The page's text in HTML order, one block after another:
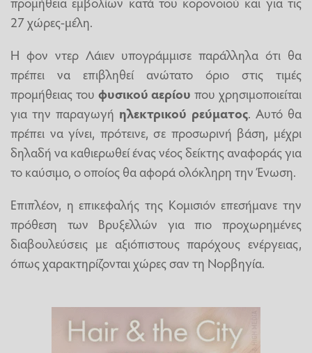
27 χώρες-μέλη.
Η φον ντερ Λάιεν υπογράμμισε παράλληλα ότι θα
πρέπει να επιβληθεί ανώτατο όριο στις τιμές
προμήθειας του φυσικού αερίου που χρησιμοποιείται
για την παραγωγή ηλεκτρικού ρεύματος. Αυτό θα
πρέπει να γίνει, πρότεινε, σε προσωρινή βάση, μέχρι
δηλαδή να καθιερωθεί ένας νέος δείκτης αναφοράς για
το καύσιμο, ο οποίος θα αφορά ολόκληρη την Ένωση.
Επιπλέον, η επικεφαλής της Κομισιόν επεσήμανε την
πρόθεση των Βρυξελλών για πιο προχωρημένες
διαβουλεύσεις με αξιόπιστους παρόχους ενέργειας,
όπως χαρακτηρίζονται χώρες σαν τη Νορβηγία.